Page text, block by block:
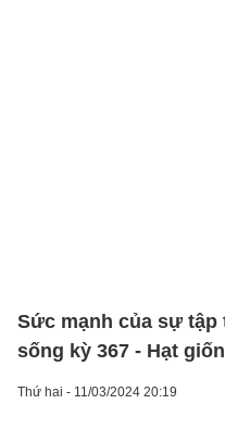
Sức mạnh của sự tập
sống kỳ 367 - Hạt
Thứ hai - 11/03/2024 20:19